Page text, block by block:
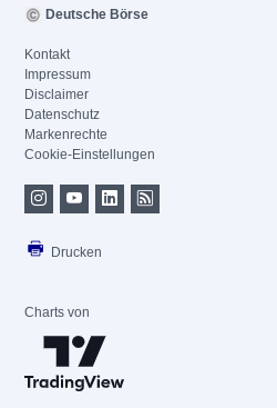
Deutsche Börse
Kontakt
Impressum
Disclaimer
Datenschutz
Markenrechte
Cookie-Einstellungen
Drucken
Charts von